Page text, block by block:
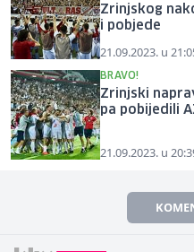
Zrinjskog
i pobjede
21.09.2023. u
BRAVO!
Zrinjski
pa pobijedili
21.09.2023. u